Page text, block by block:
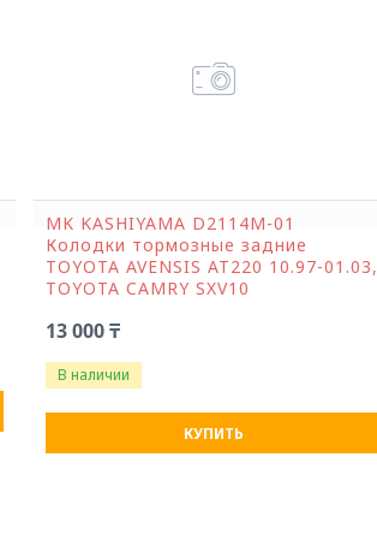
MK KASHIYAMA D2114M-01
Колодки тормозные задние
TOYOTA AVENSIS AT220 10.97-01.03,
TOYOTA CAMRY SXV10
13 000 ₸
В наличии
КУПИТЬ